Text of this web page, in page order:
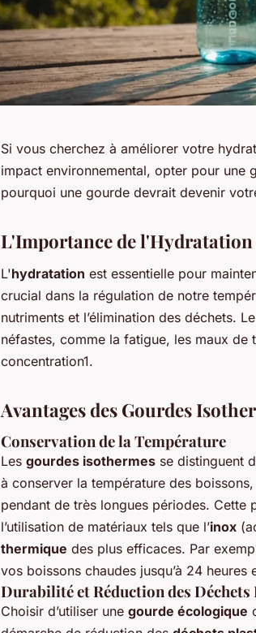
Si vous cherchez à améliorer votre
impact environnemental, opter pour une
pourquoi une gourde devrait devenir
L'Importance de l'Hydratation
L'hydratation est essentielle pour
crucial dans la régulation de notre
nutriments et l’élimination des déchets.
néfastes, comme la fatigue, les maux de
concentration1.
Avantages des Gourdes
Conservation de la Température
Les gourdes isothermes se distinguent
à conserver la température des
pendant de très longues périodes. Cette
l’utilisation de matériaux tels que l’inox
thermique des plus efficaces. Par
vos boissons chaudes jusqu’à 24 heures
Durabilité et Réduction des Déchets
Choisir d’utiliser une gourde écologique